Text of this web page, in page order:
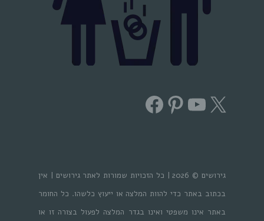
X
YouTube
Pinterest
Facebook
גירושים © 2026 | כל הזכויות שמורות לאתר גירושים | אין
בכתוב באתר כדי להוות המלצה או ייעוץ כלשהו. כל החומר
באתר אינו משפטי ואינו בגדר המלצה לפעול בצורה זו או